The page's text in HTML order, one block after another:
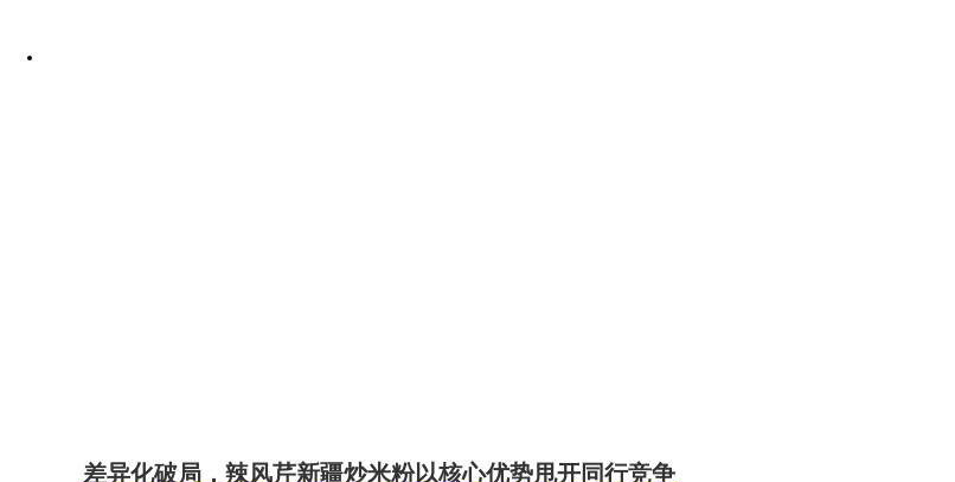
差异化破局，辣风芹新疆炒米粉以核心优势甩开同行竞争